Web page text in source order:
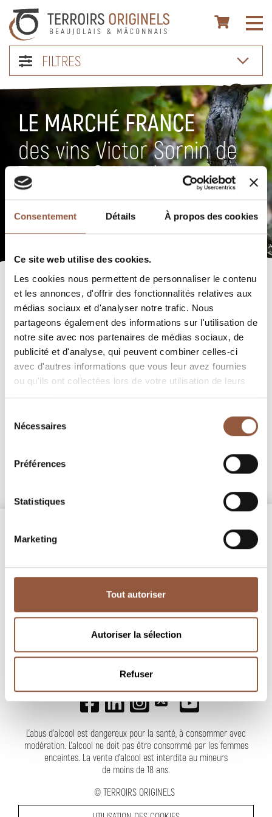
Consentement Détails À propos des cookies
Ce site web utilise des cookies.
Les cookies nous permettent de personnaliser le contenu
et les annonces, d'offrir des fonctionnalités relatives aux
médias sociaux et d'analyser notre trafic. Nous
partageons également des informations sur l'utilisation de
notre site avec nos partenaires de médias sociaux, de
publicité et d'analyse, qui peuvent combiner celles-ci
avec d'autres informations que vous leur avez fournies
ou qu'ils ont collectées lors de votre utilisation de leurs
services.
Nécessaires
Préférences
Statistiques
Marketing
Tout autoriser
Autoriser la sélection
Refuser
FILTRES
LE MARCHÉ FRANCE
des vins Victor Sornin de
Terroirs Originels
du Mâconnais et Côteaux du Lyonnais.
Aucun vin à afficher, revenez plus tard.
NEWSLETTER
SUIVEZ-NOUS
L'abus d'alcool est dangereux pour la santé, à consommer avec
modération. L’alcool ne doit pas être consommé par les femmes
enceintes. La vente d'alcool est interdite au mineurs
de moins de 18 ans.
© TERROIRS ORIGINELS